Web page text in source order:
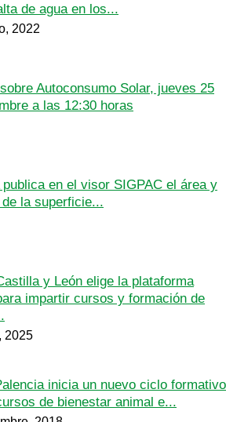
de agua en los...
2022
Autoconsumo Solar, jueves 25
a las 12:30 horas
publica en el visor SIGPAC el área y
la superficie...
y León elige la plataforma
impartir cursos y formación de
2025
inicia un nuevo ciclo formativo
de bienestar animal e...